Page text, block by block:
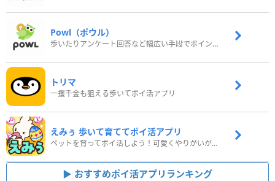
Powl（ポウル）
歩いたりアンケート回答など幅広い手段でポイントをゲット
トリマ
一攫千金も狙える歩いてポイ活アプリ
えみぅ 歩いて育ててポイ活アプリ
ペットを育ってポイ活しよう！可愛くやりがいがある新感覚アプリ
おすすめポイ活アプリランキング